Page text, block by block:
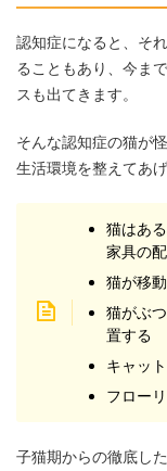
認知症になると、そ
ることもあり、今ま
スも出てきます。
そんな認知症の猫が
生活環境を整えてあげ
猫はあ
家具の
猫が移
猫がぶ
置する
キャッ
フロー
子猫期からの徹底し